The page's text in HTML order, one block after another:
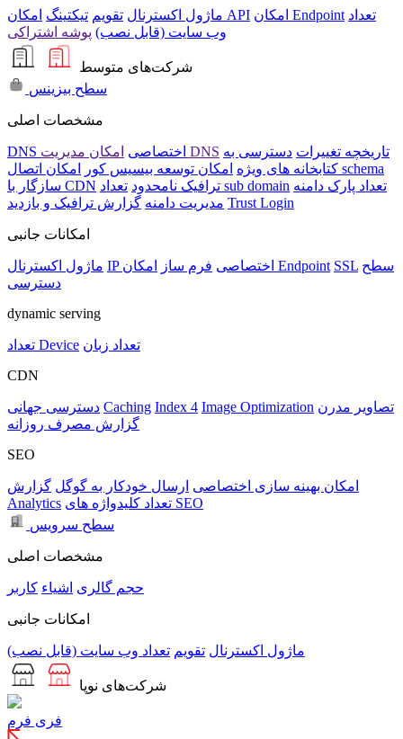
ماژول اکسترنال تقویم تیکتینگ امکان API امکان Endpoint تعداد
وب سایت (قابل نصب) پوشه اشتراکی
شرکت‌های متوسط
سطح بیزینس
مشخصات اصلی
DNS اختصاصی امکان مدیریت DNS تاریخچه تغییرات دسترسی به
کتابخانه های ویژه امکان توسعه بیسیس کور
امکان اتصال schema
سازگار با CDN
ترافیک نامحدود تعداد sub domain تعداد پارک دامنه
مدیریت دامنه گزارش ترافیک و بازدید Trust Login
امکانات جانبی
ماژول اکسترنال IP اختصاصی فرم ساز امکان Endpoint SSL سطح
دسترسی
dynamic serving
تعداد Device تعداد زبان
CDN
دسترسی جهانی Caching Index 4 Image Optimization تصاویر مدرن
گزارش مصرف روزانه
SEO
امکان بهینه سازی اختصاصی ارسال خودکار به گوگل گزارش
Analytics
تعداد کلیدواژه های SEO
سطح سرویس
مشخصات اصلی
حجم گالری اشیاء کاربر
امکانات جانبی
ماژول اکسترنال تقویم تعداد وب سایت (قابل نصب)
شرکت‌های نوپا
فری فرم